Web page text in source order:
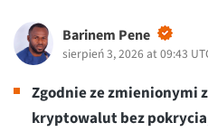
Barinem Pene
sierpień 3, 2026 at 09:43
Zgodnie ze zmienionymi
kryptowalut bez